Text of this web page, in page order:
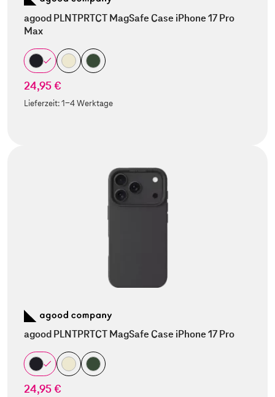
agood PLNTPRTCT MagSafe Case iPhone 17 Pro
Max
24,95 €
Lieferzeit:1-4 Werktage
agood PLNTPRTCT MagSafe Case iPhone 17 Pro
24,95 €